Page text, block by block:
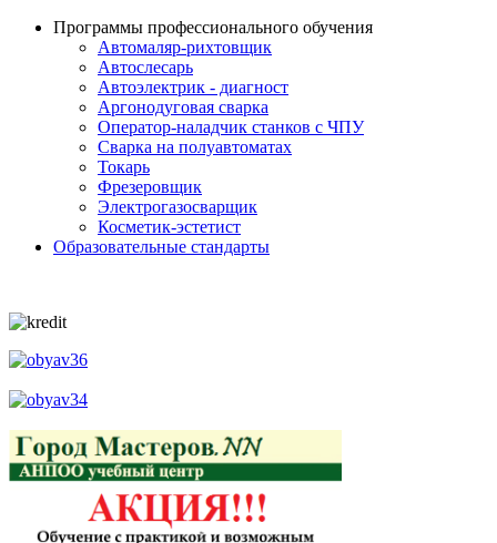
Программы профессионального обучения
Автомаляр-рихтовщик
Автослесарь
Автоэлектрик - диагност
Аргонодуговая сварка
Оператор-наладчик станков с ЧПУ
Сварка на полуавтоматах
Токарь
Фрезеровщик
Электрогазосварщик
Косметик-эстетист
Образовательные стандарты